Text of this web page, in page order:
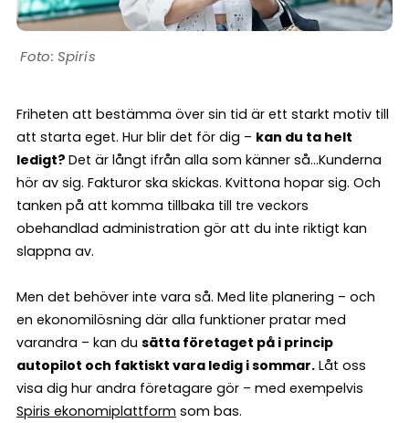
Spiris
Friheten att bestämma över sin tid är ett starkt motiv till
att starta eget. Hur blir det för dig – kan du ta helt
ledigt? Det är långt ifrån alla som känner så…Kunderna
hör av sig. Fakturor ska skickas. Kvittona hopar sig. Och
tanken på att komma tillbaka till tre veckors
obehandlad administration gör att du inte riktigt kan
slappna av.
Men det behöver inte vara så. Med lite planering – och
en ekonomilösning där alla funktioner pratar med
varandra – kan du sätta företaget på i princip
autopilot och faktiskt vara ledig i sommar. Låt oss
visa dig hur andra företagare gör – med exempelvis
Spiris ekonomiplattform som bas.